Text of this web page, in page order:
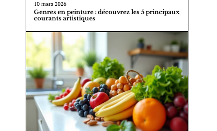
10 mars 2026
Genres en peinture : découvrez les 5 principaux
courants artistiques